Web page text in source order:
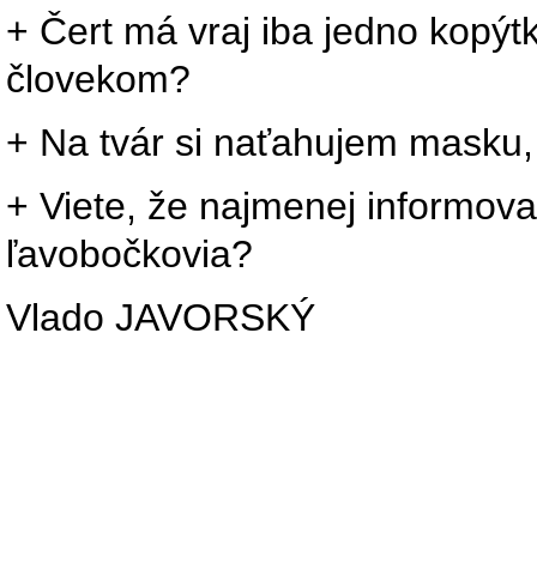
+ Čert má vraj iba jedno
človekom?
+ Na tvár si naťahujem
+ Viete, že najmenej
ľavobočkovia?
Vlado JAVORSKÝ